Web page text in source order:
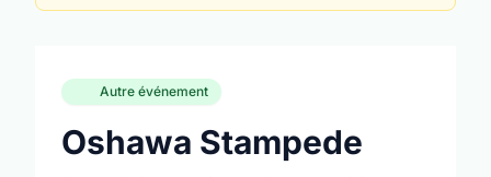
Autre événement
Oshawa Stampede